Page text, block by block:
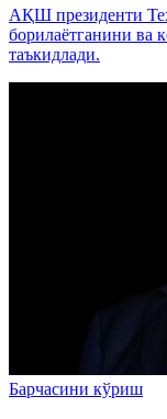
АҚШ президенти
борилаётганини
таъкидлади.
Барчасини кўриш